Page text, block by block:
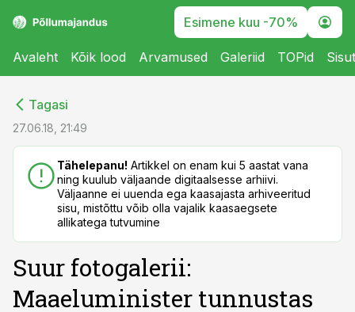
Esimene kuu -70%
Avaleht Kõik lood Arvamused Galeriid TOPid
Tagasi
27.06.18, 21:49
Tähelepanu! Artikkel on enam kui 5 aastat vana
ning kuulub väljaande digitaalsesse arhiivi.
Väljaanne ei uuenda ega kaasajasta arhiveeritud
sisu, mistõttu võib olla vajalik kaasaegsete
allikatega tutvumine
Suur fotogalerii:
Maaeluminister tunnustas